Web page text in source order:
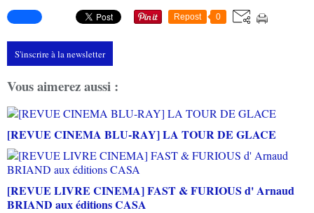
Repost 0
S'inscrire à la newsletter
Vous aimerez aussi :
[REVUE CINEMA BLU-RAY] LA TOUR DE GLACE
[REVUE LIVRE CINEMA] FAST & FURIOUS d' Arnaud
BRIAND aux éditions CASA